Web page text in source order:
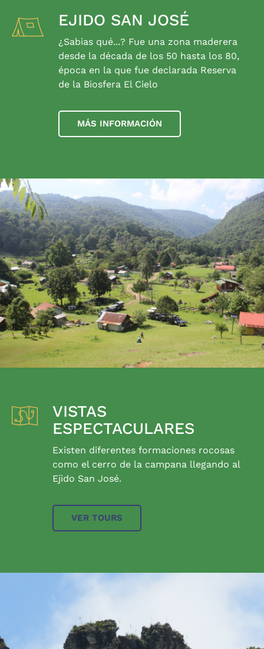
EJIDO SAN JOSÉ
¿Sabias qué...? Fue una zona maderera
desde la década de los 50 hasta los 80,
época en la que fue declarada Reserva
de la Biosfera El Cielo
MÁS INFORMACIÓN
VISTAS
ESPECTACULARES
Existen diferentes formaciones rocosas
como el cerro de la campana llegando al
Ejido San José.
VER TOURS